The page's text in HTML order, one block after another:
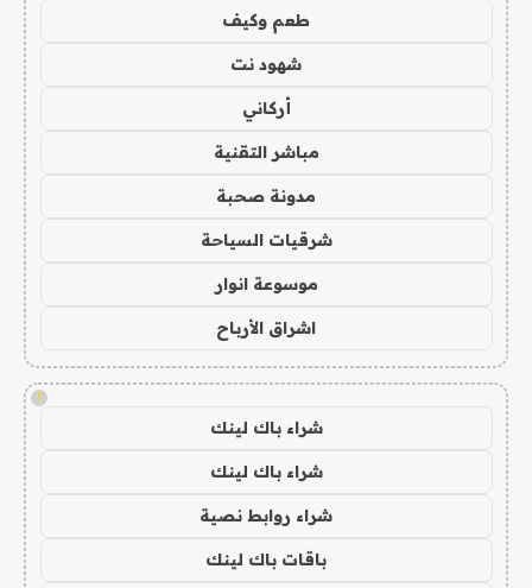
طعم وكيف
شهود نت
أركاني
مباشر التقنية
مدونة صحبة
شرقيات السياحة
موسوعة انوار
اشراق الأرباح
!
شراء باك لينك
شراء باك لينك
شراء روابط نصية
باقات باك لينك